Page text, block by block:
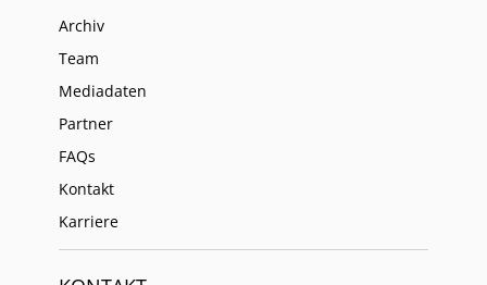
Archiv
Team
Mediadaten
Partner
FAQs
Kontakt
Karriere